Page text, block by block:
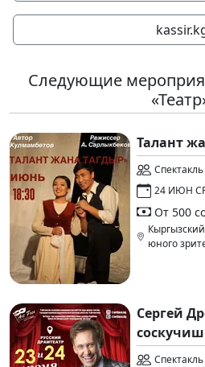
Следующие
Талант
Спектакль
24 ИЮН
От 500
юного
Сергей
Спектакль